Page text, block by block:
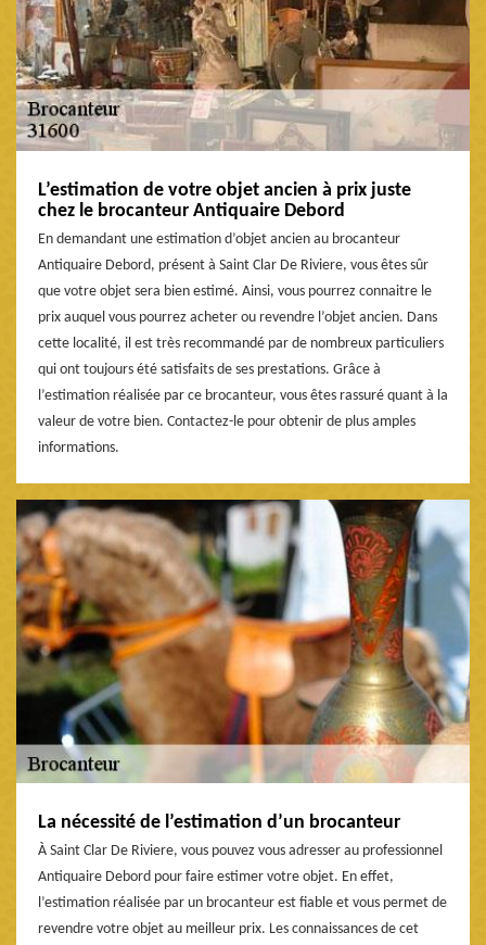
L’estimation de votre objet ancien à prix juste
chez le brocanteur Antiquaire Debord
En demandant une estimation d’objet ancien au brocanteur
Antiquaire Debord, présent à Saint Clar De Riviere, vous êtes sûr
que votre objet sera bien estimé. Ainsi, vous pourrez connaitre le
prix auquel vous pourrez acheter ou revendre l’objet ancien. Dans
cette localité, il est très recommandé par de nombreux particuliers
qui ont toujours été satisfaits de ses prestations. Grâce à
l’estimation réalisée par ce brocanteur, vous êtes rassuré quant à la
valeur de votre bien. Contactez-le pour obtenir de plus amples
informations.
La nécessité de l’estimation d’un brocanteur
À Saint Clar De Riviere, vous pouvez vous adresser au professionnel
Antiquaire Debord pour faire estimer votre objet. En effet,
l’estimation réalisée par un brocanteur est fiable et vous permet de
revendre votre objet au meilleur prix. Les connaissances de cet